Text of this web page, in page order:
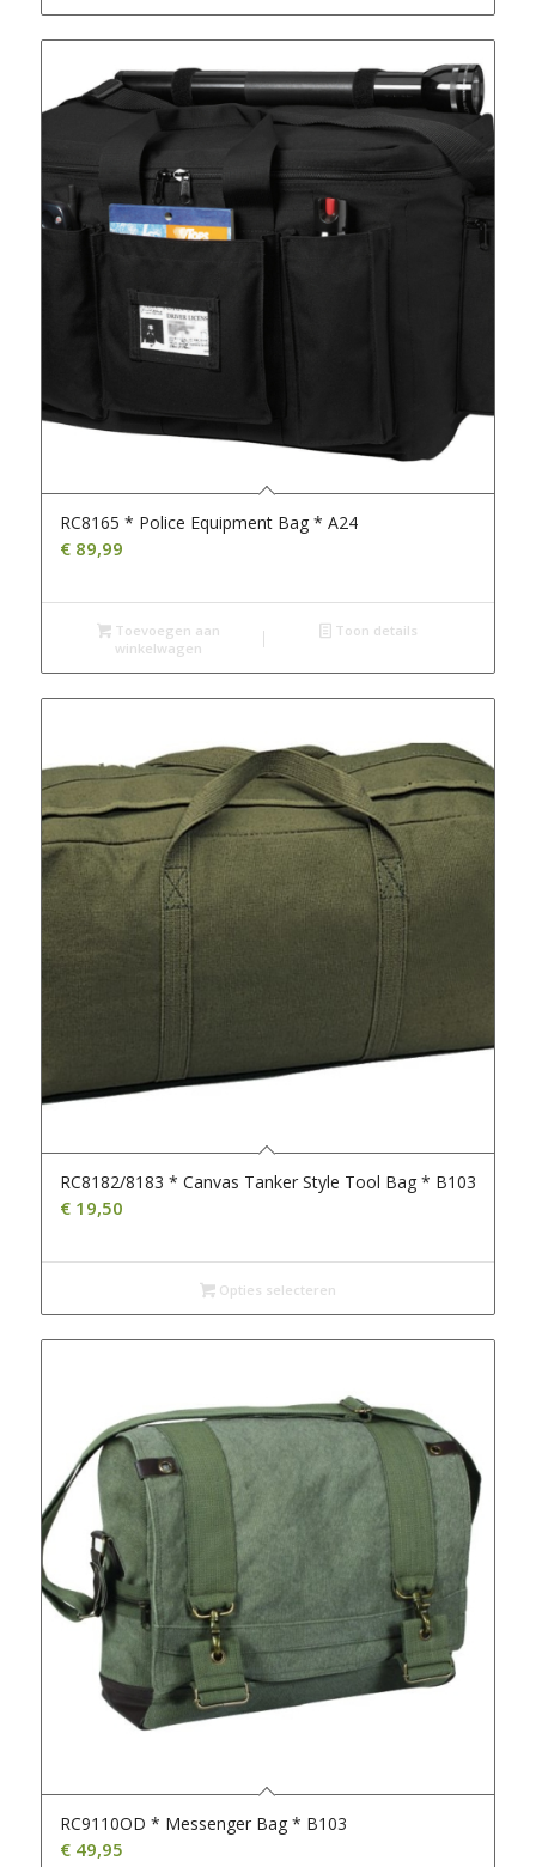
RC8165 * Police Equipment Bag * A24
€89,99
Toevoegen aan
winkelwagen
Toon details
RC8182/8183 * Canvas Tanker Style Tool Bag * B103
€19,50
Opties selecteren
RC9110OD * Messenger Bag * B103
€49,95